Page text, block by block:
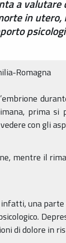
a
in
Romagna
prima si
con gli
mentre il
una
di dolore in